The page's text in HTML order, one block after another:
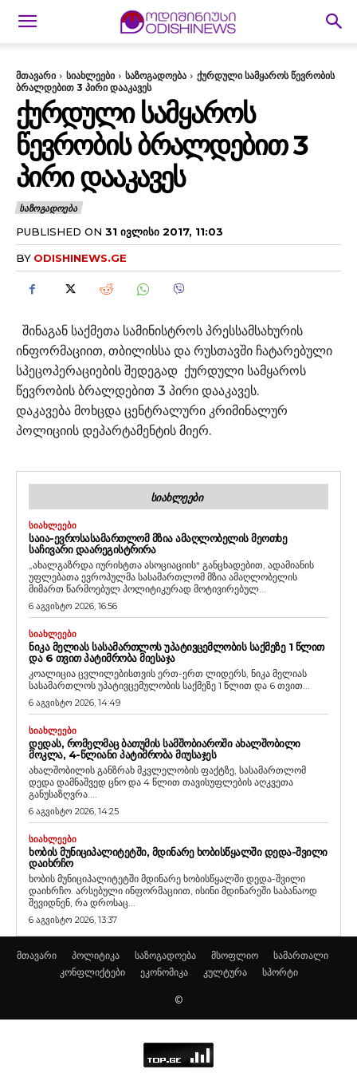
მთავარი სიახლეები საზოგადოება
ქურდული სამყაროს წევრობის
ბრალდებით 3 პირი დააკავეს
ᲥᲣᲠᲓᲣᲚᲘ ᲡᲐᲛᲧᲐᲠᲝᲡ
ᲬᲔᲕᲠᲝᲑᲘᲡ ᲑᲠᲐᲚᲓᲔᲑᲘᲗ 3
ᲞᲘᲠᲘ ᲓᲐᲐᲙᲐᲕᲔᲡ
ᲡᲐᲖᲝᲒᲐᲓᲝᲔᲑᲐ
PUBLISHED ON 31 ᲘᲕᲚᲘᲡᲘ 2017, 11:03
BY ODISHINEWS.GE
შინაგან საქმეთა სამინისტროს პრესსამსახურის
ინფორმაციით, თბილისსა და რუსთავში ჩატარებული
სპეცოპერაციების შედეგად ქურდული სამყაროს
წევრობის ბრალდებით 3 პირი დააკავეს.
დაკავება მოხცდა ცენტრალური კრიმინალურ
პოლიციის დეპარტამენტის მიერ.
ᲡᲘᲐᲮᲚᲔᲔᲑᲘ
ᲡᲘᲐᲮᲚᲔᲔᲑᲘ
ᲡᲐᲘᲐ-ᲔᲕᲠᲝᲡᲐᲡᲐᲛᲐᲠᲗᲚᲝᲛ ᲛᲖᲘᲐ ᲐᲛᲐᲦᲚᲝᲑᲔᲚᲘᲡ ᲛᲔᲝᲗᲮᲔ
ᲡᲐᲩᲘᲕᲐᲠᲘ ᲓᲐᲐᲠᲔᲒᲘᲡᲢᲠᲘᲠᲐ
„ახალგაზრდა იურისტთა ასოციაციის“ განცხადებით, ადამიანის
უფლებათა ევროპულმა სასამართლომ მზია ამაღლობელის
მიმართ წარმოებულ პოლიტიკურად მოტივირებულ...
6 აგვისტო 2026, 16:56
ᲡᲘᲐᲮᲚᲔᲔᲑᲘ
ᲜᲘᲙᲐ ᲛᲔᲚᲘᲐᲡ ᲡᲐᲡᲐᲛᲐᲠᲗᲚᲝᲡ ᲣᲞᲐᲢᲘᲕᲪᲔᲛᲚᲝᲑᲘᲡ ᲡᲐᲥᲛᲔᲖᲔ 1 ᲬᲚᲘᲗ
ᲓᲐ 6 ᲗᲕᲘᲗ ᲞᲐᲢᲘᲛᲠᲝᲑᲐ ᲛᲘᲔᲡᲐᲯᲐ
კოალიცია ცვლილებისთვის ერთ-ერთ ლიდერს, ნიკა მელიას
სასამართლოს უპატივცემულობის საქმეზე 1 წლით და 6 თვით...
6 აგვისტო 2026, 14:49
ᲡᲘᲐᲮᲚᲔᲔᲑᲘ
ᲓᲔᲓᲐᲡ, ᲠᲝᲛᲔᲚᲛᲐᲪ ᲑᲐᲗᲣᲛᲘᲡ ᲡᲐᲛᲨᲝᲑᲘᲐᲠᲝᲨᲘ ᲐᲮᲐᲚᲨᲝᲑᲘᲚᲘ
ᲛᲝᲙᲚᲐ, 4-ᲬᲚᲘᲐᲜᲘ ᲞᲐᲢᲘᲛᲠᲝᲑᲐ ᲛᲘᲣᲡᲐᲯᲔᲡ
ახალშობილის განზრახ მკვლელობის ფაქტზე, სასამართლომ
დედა დამნაშვედ ცნო და 4 წლით თავისუფლების აღკვეთა
განუსაზღვრა....
6 აგვისტო 2026, 14:25
ᲡᲘᲐᲮᲚᲔᲔᲑᲘ
ᲮᲝᲑᲘᲡ ᲛᲣᲜᲘᲪᲘᲞᲐᲚᲘᲢᲔᲢᲨᲘ, ᲛᲓᲘᲜᲐᲠᲔ ᲮᲝᲑᲘᲡᲬᲧᲐᲚᲨᲘ ᲓᲔᲓᲐ-ᲨᲕᲘᲚᲘ
ᲓᲐᲘᲮᲠᲩᲝ
ხობის მუნიციპალიტეტში მდინარე ხობისწყალში დედა-შვილი
დაიხრჩო. არსებული ინფორმაციით, ისინი მდინარეში საბანაოდ
შევიდნენ, რა დროსაც...
6 აგვისტო 2026, 13:37
მთავარი პოლიტიკა საზოგადოება მსოფლიო
სამართალი
კონფლიქტები
ეკონომიკა კულტურა სპორტი
©